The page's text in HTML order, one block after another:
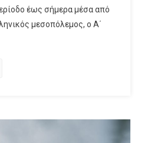
έως σήμερα μέσα από
μεσοπόλεμος, ο Α΄